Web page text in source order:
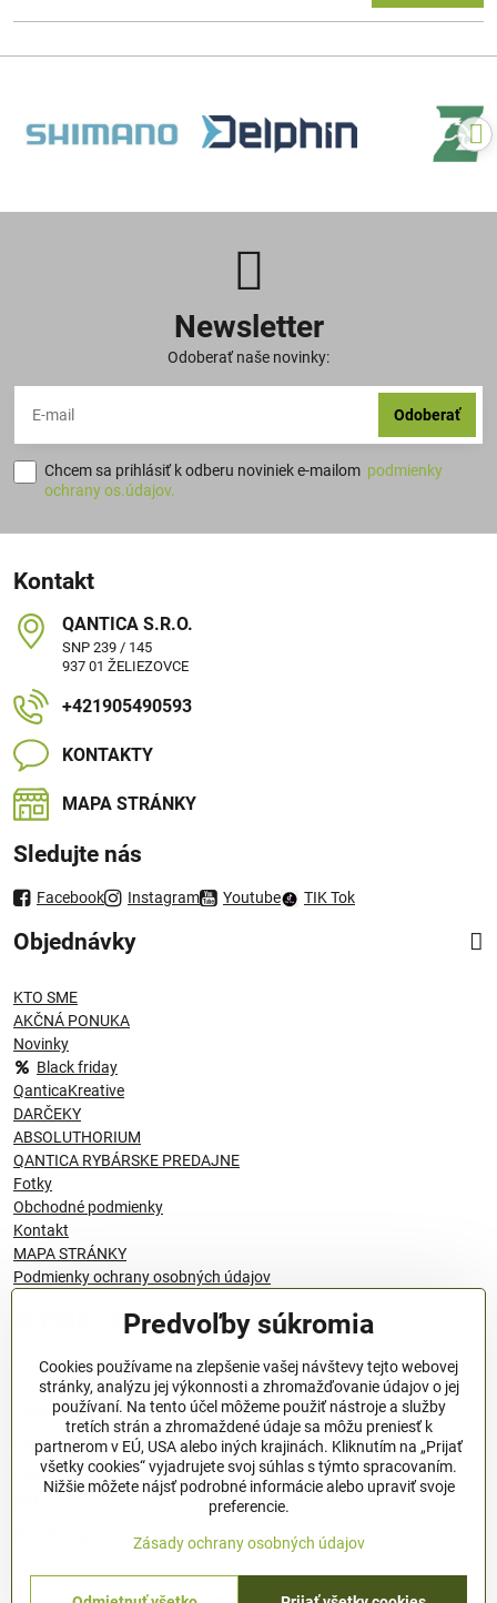
Newsletter
Odoberať naše novinky:
Odoberať
Chcem sa prihlásiť k odberu noviniek e-mailom podmienky
ochrany os.údajov.
Kontakt
QANTICA S​.R​.O​.
SNP 239 / 145
937 01 ŽELIEZOVCE
+421905490593
KONTAKTY
MAPA STRÁNKY
Sledujte nás
Facebook Instagram Youtube TIK Tok
Objednávky
KTO SME
AKČNÁ PONUKA
Novinky
Black friday
QanticaKreative
DARČEKY
ABSOLUTHORIUM
QANTICA RYBÁRSKE PREDAJNE
Fotky
Obchodné podmienky
Kontakt
MAPA STRÁNKY
Podmienky ochrany osobných údajov
© 1996 - 2024 QANTICA S.R.O
Podmienky ochrany osobných údajov
OBCHODNÉ PODMIENKY
Všeobecné nariadenie o bezpečnosti produktov (GPSR), Regulation
Pravidlá spracovania recenzií
Predvoľby súkromia
Cookies používame na zlepšenie vašej návštevy tejto webovej
stránky, analýzu jej výkonnosti a zhromažďovanie údajov o jej
používaní. Na tento účel môžeme použiť nástroje a služby
tretích strán a zhromaždené údaje sa môžu preniesť k
partnerom v EÚ, USA alebo iných krajinách. Kliknutím na „Prijať
všetky cookies“ vyjadrujete svoj súhlas s týmto spracovaním.
Nižšie môžete nájsť podrobné informácie alebo upraviť svoje
preferencie.
Zásady ochrany osobných údajov